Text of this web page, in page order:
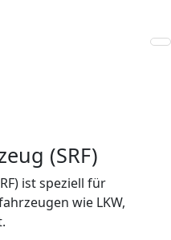
(SRF)
ist speziell für
wie LKW,